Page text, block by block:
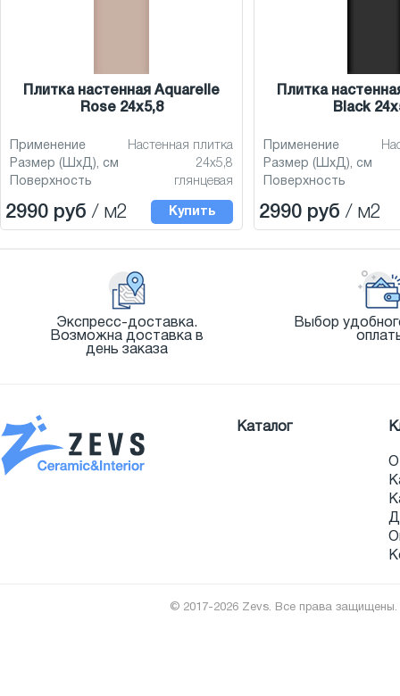
Плитка настенная Aquarelle
Rose 24x5,8
Применение
Настенная плитка
Размер (ШхД), см
24x5,8
Поверхность
глянцевая
2990 руб / м2 Купить
Плитка
Black
Применение
Размер (ШхД), см
Поверхность
2990 руб / м2
Экспресс-доставка.
Возможна доставка в
день заказа
Выбор
Каталог
О
© 2017-2026 Zevs. Все права